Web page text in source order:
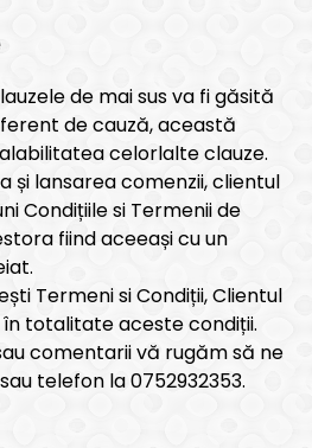
de mai sus va fi găsită
de cauză, această
celorlalte clauze.
și lansarea comenzii, clientul
Condițiile si Termenii de
fiind aceeași cu un
Termeni si Condiții, Clientul
în totalitate aceste condiții.
comentarii vă rugăm să ne
telefon la 0752932353.